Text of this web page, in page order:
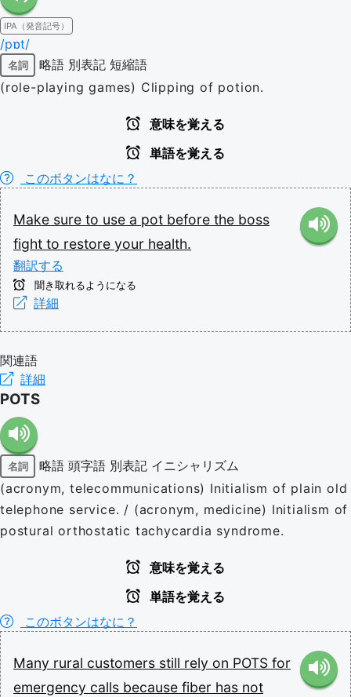
IPA（発音記号）
/pɒt/
名詞 略語 別表記 短縮語
(role-playing games) Clipping of potion.
意味を覚える
単語を覚える
このボタンはなに？
Make sure to use a pot before the boss
fight to restore your health.
翻訳する
聞き取れるようになる
詳細
関連語
詳細
POTS
名詞 略語 頭字語 別表記 イニシャリズム
(acronym, telecommunications) Initialism of plain old
telephone service. / (acronym, medicine) Initialism of
postural orthostatic tachycardia syndrome.
意味を覚える
単語を覚える
このボタンはなに？
Many rural customers still rely on POTS for
emergency calls because fiber has not